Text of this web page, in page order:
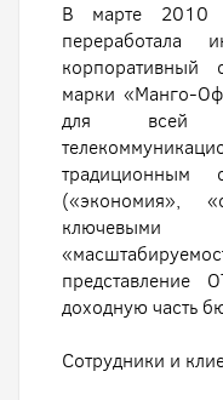
В марте 2010
переработала
корпоративный
марки «Манго-
для всей
традиционным
(«экономия»,
ключевыми
представление
доходную часть
Сотрудники и